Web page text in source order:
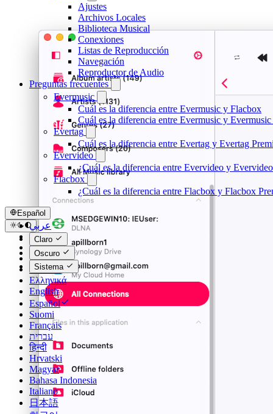
Ajustes
Archivos Locales
Biblioteca Musical
Conexiones
Listas de Reproducción
Navegación
Reproductor de Audio
Preguntas frecuentes
Evermusic
Cuál es la diferencia entre Evermusic y Flacbox
Cuál es la diferencia entre Evermusic y
Evertag
Cuál es la diferencia entre Evertag y Evertag
Evervideo
¿Cuál es la diferencia entre Evervideo y
Flacbox
¿Cuál es la diferencia entre Flacbox y Flacbox
Español
عربي
Català
Čeština
Dansk
Deutsch
Ελληνικά
English
Español
Suomi
Français
עברית
हिन्दी
Hrvatski
Magyar
Bahasa Indonesia
Italiano
日本語
Claro
Oscuro
Sistema